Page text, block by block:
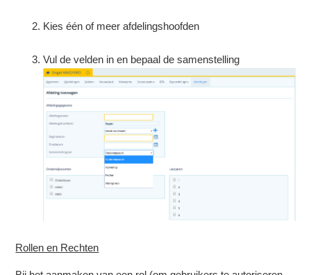
Kies één of meer afdelingshoofden
Vul de velden in en bepaal de samenstelling
Rollen en Rechten